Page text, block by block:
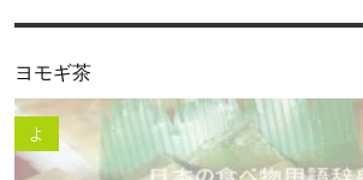
ヨモギ茶
よ